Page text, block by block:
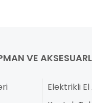
VE
Elektrikli